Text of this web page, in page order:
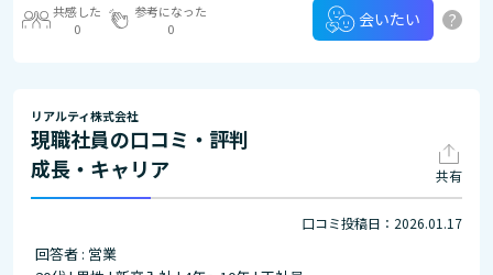
共感した
0
参考になった
0
会いたい ?
リアルティ株式会社
現職社員の口コミ・評判
成長・キャリア
共有
口コミ投稿日：2026.01.17
回答者 : 営業